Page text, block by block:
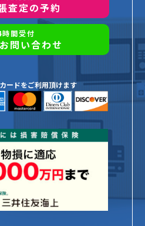
査定の予約
間受付
問い合わせ
ードをご利用頂けます